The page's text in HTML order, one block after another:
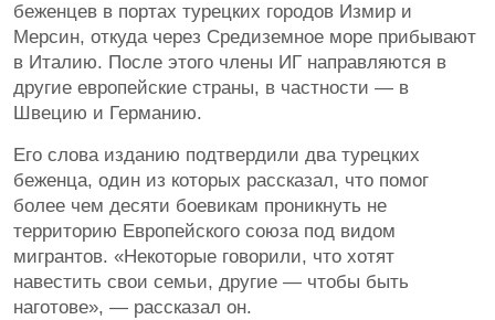
беженцев в портах турецких городов Измир и
Мерсин, откуда через Средиземное море прибывают
в Италию. После этого члены ИГ направляются в
другие европейские страны, в частности — в
Швецию и Германию.
Его слова изданию подтвердили два турецких
беженца, один из которых рассказал, что помог
более чем десяти боевикам проникнуть не
территорию Европейского союза под видом
мигрантов. «Некоторые говорили, что хотят
навестить свои семьи, другие — чтобы быть
наготове», — рассказал он.